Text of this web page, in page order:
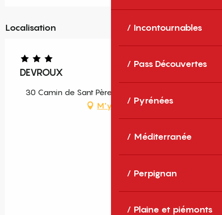
Incontournables
Pass Découvertes
Pyrénées
Méditerranée
Perpignan
Plaine et piémonts
Localisation
DEVROUX
30 Camin de Sant Père, 66150 Arles-sur-Tech
M'y rendre